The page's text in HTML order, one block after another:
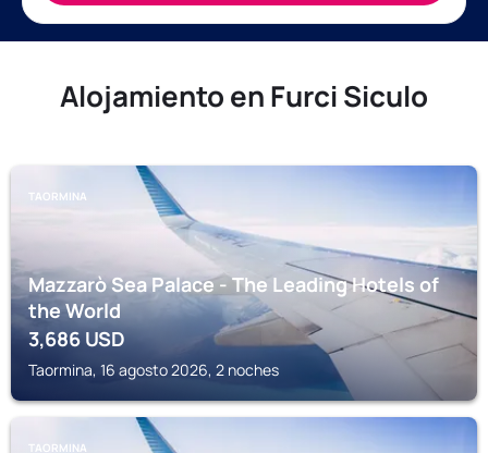
Alojamiento en Furci Siculo
TAORMINA
Mazzarò Sea Palace - The Leading Hotels of
the World
3,686 USD
Taormina, 16 agosto 2026, 2 noches
TAORMINA